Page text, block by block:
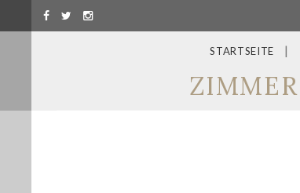
STARTSEITE
ZIMMER